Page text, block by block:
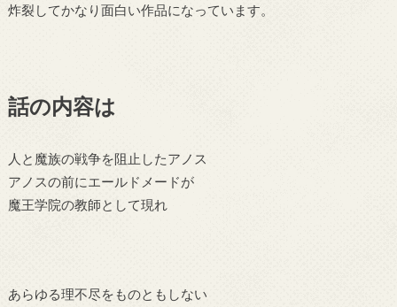
炸裂してかなり面白い作品になっています。
話の内容は
人と魔族の戦争を阻止したアノス
アノスの前にエールドメードが
魔王学院の教師として現れ
あらゆる理不尽をものともしない